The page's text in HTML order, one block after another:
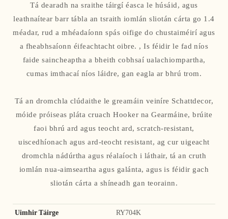
Tá dearadh na sraithe táirgí éasca le húsáid, agus
leathnaítear barr tábla an tsraith iomlán sliotán cárta go 1.4
méadar, rud a mhéadaíonn spás oifige do chustaiméirí agus
a fheabhsaíonn éifeachtacht oibre. , Is féidir le fad níos
faide saincheaptha a bheith cobhsaí ualachiompartha,
cumas imthacaí níos láidre, gan eagla ar bhrú trom.
Tá an dromchla clúdaithe le greamáin veiníre Schattdecor,
móide próiseas pláta cruach Hooker na Gearmáine, brúite
faoi bhrú ard agus teocht ard, scratch-resistant,
uiscedhíonach agus ard-teocht resistant, ag cur uigeacht
dromchla nádúrtha agus réalaíoch i láthair, tá an cruth
iomlán nua-aimseartha agus galánta, agus is féidir gach
sliotán cárta a shíneadh gan teorainn.
Uimhir Táirge RY704K